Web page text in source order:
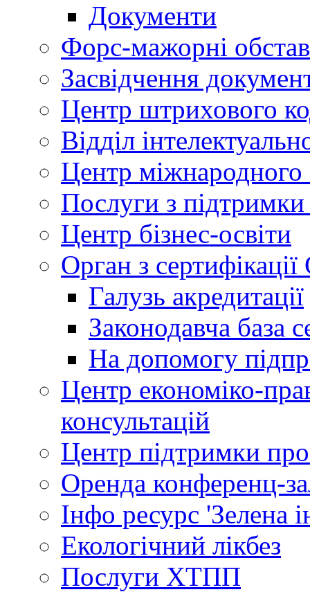
Документи
Форс-мажорні
Засвідчення
Центр штрихового
Відділ
Центр міжнародного
Послуги з підтримки
Центр бізнес-освіти
Орган з
Галузь акредитації
Законодавча база
На допомогу
Центр економіко-
консультацій
Центр підтримки
Оренда конференц-
Інфо ресурс 'Зелена
Екологічний лікбез
Послуги ХТПП